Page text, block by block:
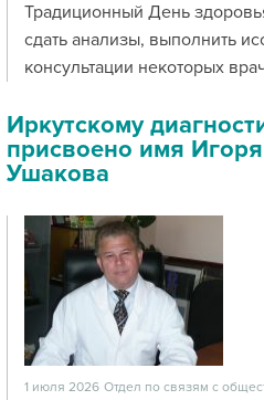
Традиционный День
сдать анализы, выполнить
консультации некоторых
Иркутскому
присвоено имя
Ушакова
1 июля 2026 Отдел по связям с